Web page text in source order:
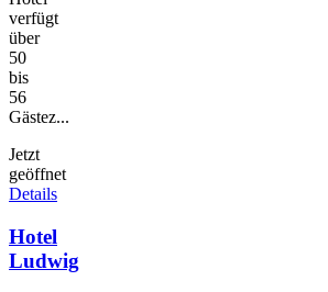
verfügt
über
50
bis
56
Gästez...
Jetzt
geöffnet
Details
Hotel
Ludwig